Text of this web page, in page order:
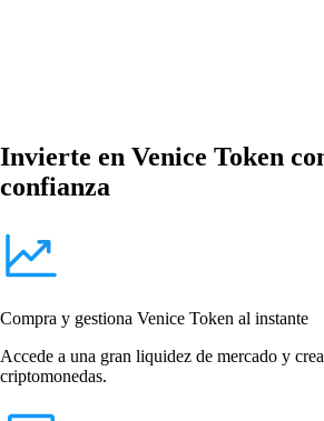
Invierte en Venice Token
confianza
Compra y gestiona Venice Token al instante
Accede a una gran liquidez de mercado y
criptomonedas.